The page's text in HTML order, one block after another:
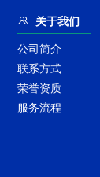
关于我们
公司简介
联系方式
荣誉资质
服务流程